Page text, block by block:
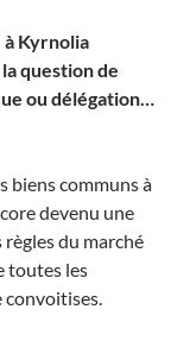
à Kyrnolia
question de
ou délégation…
biens communs à
devenu une
règles du marché
toutes les
convoitises.